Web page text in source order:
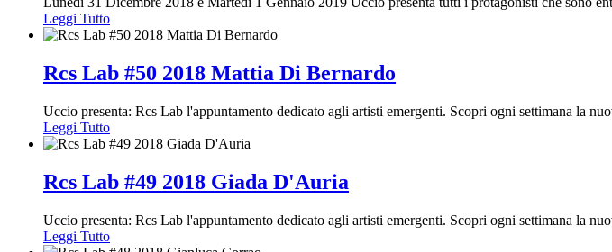
Leggi Tutto
Rcs Lab #50 2018 Mattia Di Bernardo
Uccio presenta: Rcs Lab l'appuntamento dedicato agli artisti emergenti. Scopri ogni settimana la
Leggi Tutto
Rcs Lab #49 2018 Giada D'Auria
Uccio presenta: Rcs Lab l'appuntamento dedicato agli artisti emergenti. Scopri ogni settimana la
Leggi Tutto